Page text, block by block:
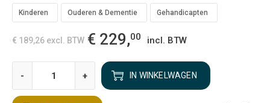
Kinderen Ouderen & Dementie Gehandicapten
€ 189,26 excl. BTW € 229,00 incl. BTW
- + IN WINKELWAGEN